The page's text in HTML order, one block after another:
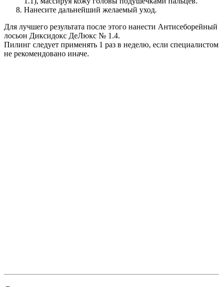
Нанесите дальнейший желаемый уход.
Для лучшего результата после этого нанести Антисеборейный
лосьон Диксидокс ДеЛюкс № 1.4.
Пилинг следует применять 1 раз в неделю, если специалистом
не рекомендовано иначе.